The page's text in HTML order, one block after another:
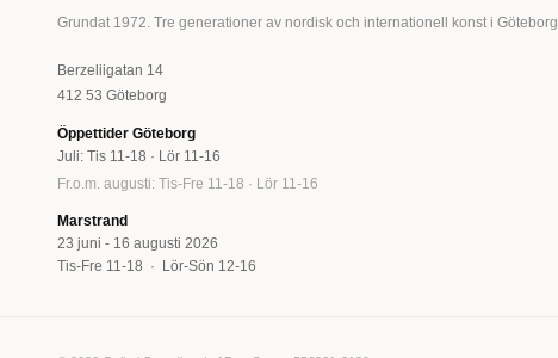
Grundat 1972. Tre generationer av nordisk och internationell konst i Göteborg.
Berzeliigatan 14
412 53 Göteborg
Öppettider Göteborg
Juli: Tis 11-18 · Lör 11-16
Fr.o.m. augusti: Tis-Fre 11-18 · Lör 11-16
Marstrand
23 juni - 16 augusti 2026
Tis-Fre 11-18 · Lör-Sön 12-16